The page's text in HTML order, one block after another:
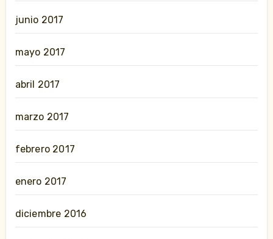
junio 2017
mayo 2017
abril 2017
marzo 2017
febrero 2017
enero 2017
diciembre 2016